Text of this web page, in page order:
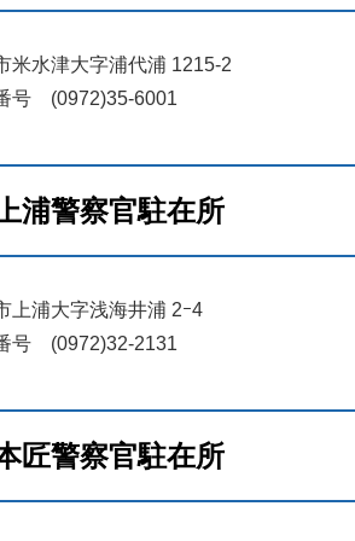
米水津大字浦代浦 1215-2
号 (0972)35-6001
浦警察官駐在所
上浦大字浅海井浦 2ｰ4
号 (0972)32-2131
匠警察官駐在所